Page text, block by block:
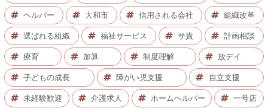
ヘルパー 大和市 信用される会社 組織改革
選ばれる組織 福祉サービス サ責 計画相談
療育 加算 制度理解 放デイ
子どもの成長 障がい児支援 自立支援
未経験歓迎 介護求人 ホームヘルパー 一号店